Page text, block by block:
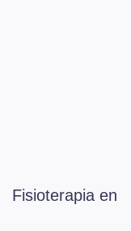
Fisioterapia en